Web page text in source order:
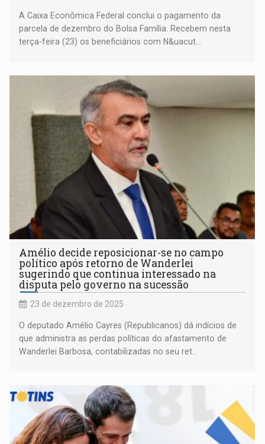
A Caixa Econômica Federal conclui o pagamento da
parcela de dezembro do Bolsa Família. Recebem nesta
terça-feira (23) os beneficiários com N&uacut...
Amélio decide reposicionar-se no campo
político após retorno de Wanderlei
sugerindo que continua interessado na
disputa pelo governo na sucessão
23 de dezembro de 2025
O deputado Amélio Cayres (Republicanos) dá indícios de
que administra as perdas políticas do afastamento de
Wanderlei Barbosa, contabilizadas no seu ret...